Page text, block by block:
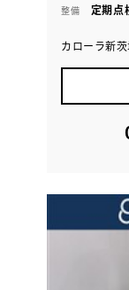
整備 定期点
カローラ新